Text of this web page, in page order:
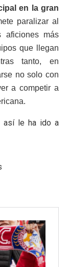
en la gran
paralizar al
aficiones más
que llegan
tanto, en
no solo con
a competir a
así le ha ido a